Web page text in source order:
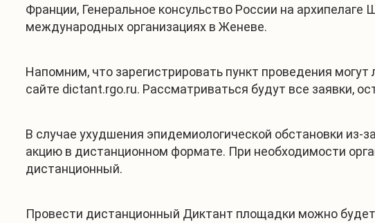
Франции, Генеральное консульство России на
международных организациях в Женеве.
Напомним, что зарегистрировать пункт проведения
сайте dictant.rgo.ru. Рассматриваться будут все заявки,
В случае ухудшения эпидемиологической обстановки из-
акцию в дистанционном формате. При необходимости
дистанционный.
Провести дистанционный Диктант площадки можно